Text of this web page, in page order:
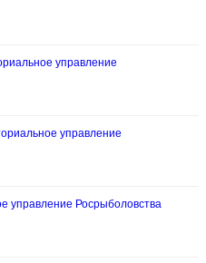
управление
управление
управление Росрыболовства